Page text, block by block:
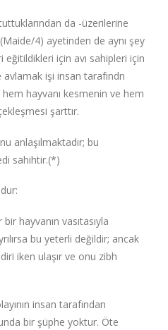
da -üzerilerine
4) ayetinden de aynı şey
için avı sahipleri için
işi insan tarafındn
hem hayvanı kesmenin ve hem
şarttır.
anlaşılmaktadır; bu
sahihtir.(*)
hayvanın vasıtasıyla
bu yeterli değildir; ancak
iken ulaşır ve onu zibh
insan tarafından
bir şüphe yoktur. Öte